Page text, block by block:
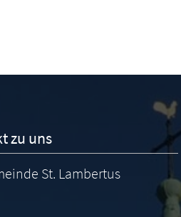
zu uns
St. Lambertus